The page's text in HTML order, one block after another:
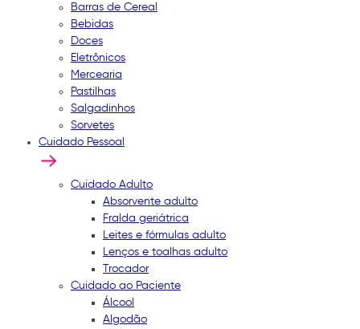
Barras de Cereal
Bebidas
Doces
Eletrônicos
Mercearia
Pastilhas
Salgadinhos
Sorvetes
Cuidado Pessoal
Cuidado Adulto
Absorvente adulto
Fralda geriátrica
Leites e fórmulas adulto
Lenços e toalhas adulto
Trocador
Cuidado ao Paciente
Álcool
Algodão